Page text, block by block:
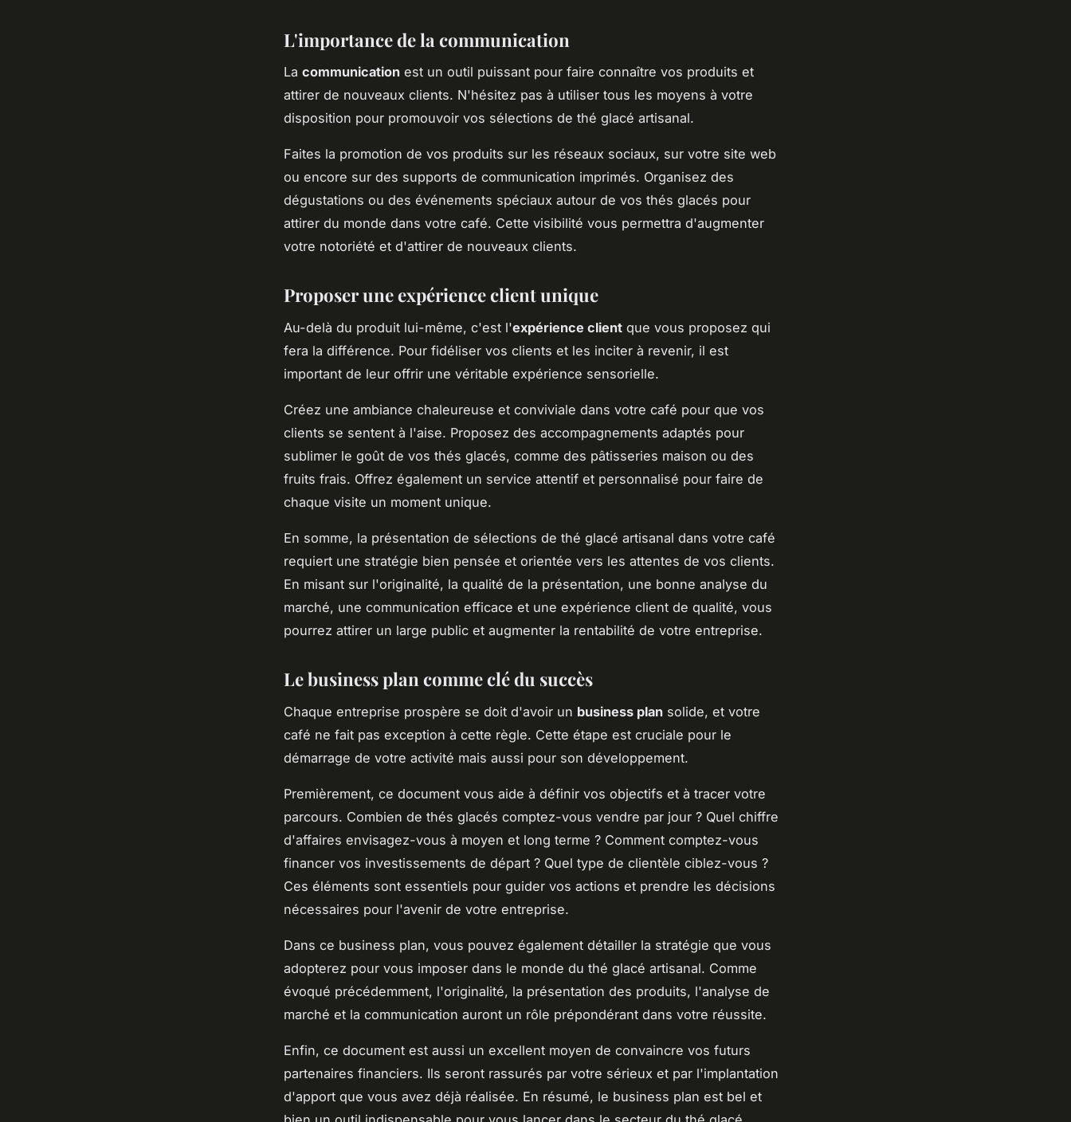
L'importance de la communication
La communication est un outil puissant pour faire connaître vos produits et
attirer de nouveaux clients. N'hésitez pas à utiliser tous les moyens à votre
disposition pour promouvoir vos sélections de thé glacé artisanal.
Faites la promotion de vos produits sur les réseaux sociaux, sur votre site web
ou encore sur des supports de communication imprimés. Organisez des
dégustations ou des événements spéciaux autour de vos thés glacés pour
attirer du monde dans votre café. Cette visibilité vous permettra d'augmenter
votre notoriété et d'attirer de nouveaux clients.
Proposer une expérience client unique
Au-delà du produit lui-même, c'est l'expérience client que vous proposez qui
fera la différence. Pour fidéliser vos clients et les inciter à revenir, il est
important de leur offrir une véritable expérience sensorielle.
Créez une ambiance chaleureuse et conviviale dans votre café pour que vos
clients se sentent à l'aise. Proposez des accompagnements adaptés pour
sublimer le goût de vos thés glacés, comme des pâtisseries maison ou des
fruits frais. Offrez également un service attentif et personnalisé pour faire de
chaque visite un moment unique.
En somme, la présentation de sélections de thé glacé artisanal dans votre café
requiert une stratégie bien pensée et orientée vers les attentes de vos clients.
En misant sur l'originalité, la qualité de la présentation, une bonne analyse du
marché, une communication efficace et une expérience client de qualité, vous
pourrez attirer un large public et augmenter la rentabilité de votre entreprise.
Le business plan comme clé du succès
Chaque entreprise prospère se doit d'avoir un business plan solide, et votre
café ne fait pas exception à cette règle. Cette étape est cruciale pour le
démarrage de votre activité mais aussi pour son développement.
Premièrement, ce document vous aide à définir vos objectifs et à tracer votre
parcours. Combien de thés glacés comptez-vous vendre par jour ? Quel chiffre
d'affaires envisagez-vous à moyen et long terme ? Comment comptez-vous
financer vos investissements de départ ? Quel type de clientèle ciblez-vous ?
Ces éléments sont essentiels pour guider vos actions et prendre les décisions
nécessaires pour l'avenir de votre entreprise.
Dans ce business plan, vous pouvez également détailler la stratégie que vous
adopterez pour vous imposer dans le monde du thé glacé artisanal. Comme
évoqué précédemment, l'originalité, la présentation des produits, l'analyse de
marché et la communication auront un rôle prépondérant dans votre réussite.
Enfin, ce document est aussi un excellent moyen de convaincre vos futurs
partenaires financiers. Ils seront rassurés par votre sérieux et par l'implantation
d'apport que vous avez déjà réalisée. En résumé, le business plan est bel et